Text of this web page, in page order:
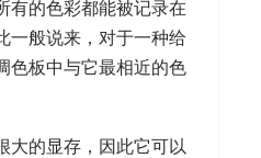
有的色彩都能被记录在
一般说来，对于一种给
色板中与它最相近的色
大的显存，因此它可以